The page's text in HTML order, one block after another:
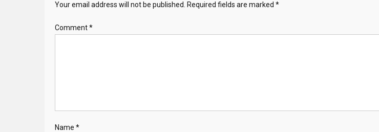
Your email address will not be published. Required fields are marked *
Comment*
Name *